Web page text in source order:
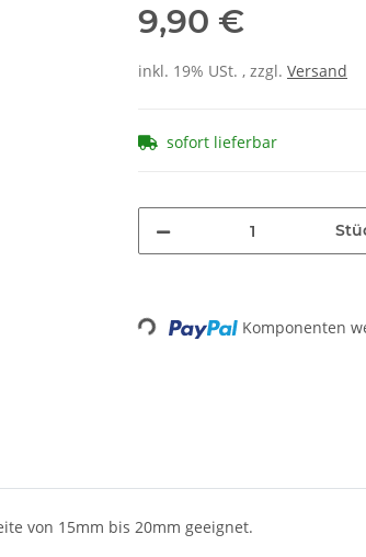
9,90 €
inkl. 19% USt. , zzgl. Versand
sofort lieferbar
Loading... Komponenten
von 15mm bis 20mm geeignet.